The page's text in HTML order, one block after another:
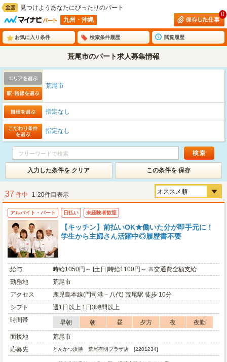
見つけようあなたにぴったりのパート
九州・沖縄
0
お気に入り条件 検索条件履歴 閲覧履歴
荒尾市のパート求人募集情報
荒尾市
指定なし
指定なし
入力した条件を クリア この条件を 保存
37 件中 1-20件目表示
アルバイト・パート 日払い 未経験者歓迎
【キッチン】前払いOK★働いた分が即手元に！
学生から主婦さん活躍中◎履歴書不要
給与
時給1050円～ [土日]時給1100円～ ※交通費全額支給
勤務地
荒尾市
アクセス
鹿児島本線(門司港－八代) 荒尾駅 徒歩 10分
シフト
週1日以上 1日3時間以上
時間帯
早朝 朝 昼 夕方 夜
夜勤
面接地
荒尾市
応募先
とんかつ浜勝 荒尾有明プラザ店 [2201234]